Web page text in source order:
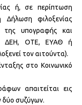
ή, σε περίπτωση
Δήλωση φιλοξενίας
υπογραφής και
ΔΕΗ, ΟΤΕ, ΕΥΑΘ ή
τον αιτούντα).
στο Κοινωνικό
απαιτείται εις
δύο συζύγων.